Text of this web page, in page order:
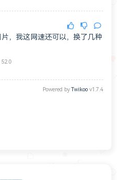
，我这网速还可以，换了几种
52.0
Powered byTwikoo v1.7.4